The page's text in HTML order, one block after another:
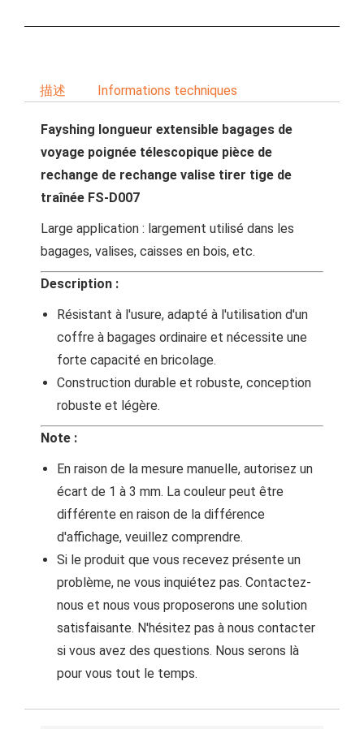
描述 Informations techniques
Fayshing longueur extensible bagages de
voyage poignée télescopique pièce de
rechange de rechange valise tirer tige de
traînée FS-D007
Large application : largement utilisé dans les
bagages, valises, caisses en bois, etc.
Description :
Résistant à l'usure, adapté à l'utilisation d'un
coffre à bagages ordinaire et nécessite une
forte capacité en bricolage.
Construction durable et robuste, conception
robuste et légère.
Note :
En raison de la mesure manuelle, autorisez un
écart de 1 à 3 mm. La couleur peut être
différente en raison de la différence
d'affichage, veuillez comprendre.
Si le produit que vous recevez présente un
problème, ne vous inquiétez pas. Contactez-
nous et nous vous proposerons une solution
satisfaisante. N'hésitez pas à nous contacter
si vous avez des questions. Nous serons là
pour vous tout le temps.